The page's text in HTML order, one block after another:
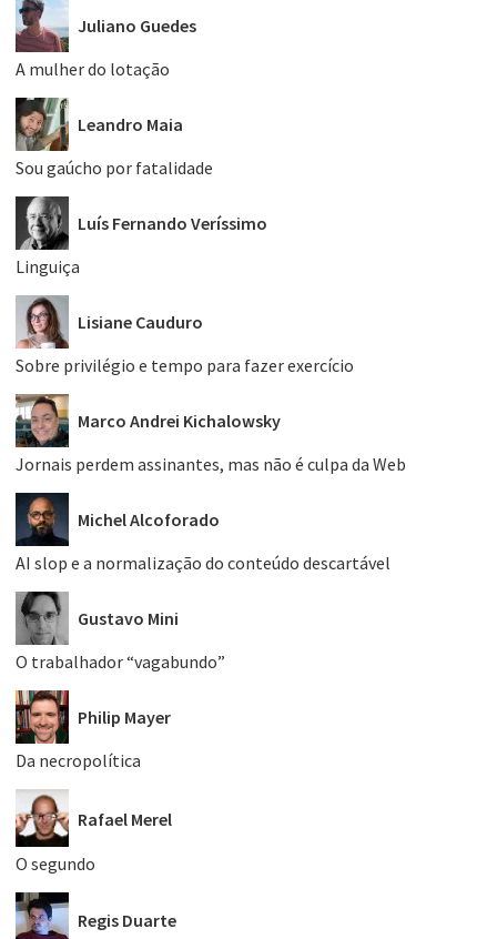
Juliano Guedes
A mulher do lotação
Leandro Maia
Sou gaúcho por fatalidade
Luís Fernando Veríssimo
Linguiça
Lisiane Cauduro
Sobre privilégio e tempo para fazer exercício
Marco Andrei Kichalowsky
Jornais perdem assinantes, mas não é culpa da Web
Michel Alcoforado
AI slop e a normalização do conteúdo descartável
Gustavo Mini
O trabalhador “vagabundo”
Philip Mayer
Da necropolítica
Rafael Merel
O segundo
Regis Duarte